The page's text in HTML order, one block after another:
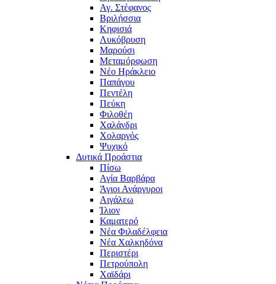
Αγ. Στέφανος
Βριλήσσια
Κηφισιά
Λυκόβρυση
Μαρούσι
Μεταμόρφωση
Νέο Ηράκλειο
Παπάγου
Πεντέλη
Πεύκη
Φιλοθέη
Χαλάνδρι
Χολαργός
Ψυχικό
Δυτικά Προάστια
Πίσω
Αγία Βαρβάρα
Άγιοι Ανάργυροι
Αιγάλεω
Ίλιον
Καματερό
Νέα Φιλαδέλφεια
Νέα Χαλκηδόνα
Περιστέρι
Πετρούπολη
Χαϊδάρι